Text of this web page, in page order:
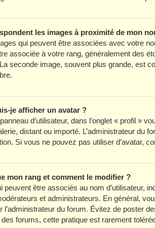
les images à proximité de mon
qui peuvent être associées avec votre
associée à votre rang, généralement des
seconde image, souvent plus grande, est
je afficher un avatar ?
d’utilisateur, dans l’onglet « profil »
distant ou importé. L’administrateur du
Si vous ne pouvez pas utiliser d’avatar,
mon rang et comment le modifier ?
peuvent être associés au nom d’utilisateur,
et administrateurs. En général,
l’administrateur du forum. Évitez de poster
des forums, cette pratique est rarement